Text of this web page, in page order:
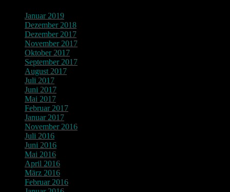
Januar 2019
Dezember 2018
Dezember 2017
November 2017
Oktober 2017
September 2017
August 2017
Juli 2017
Juni 2017
Mai 2017
Februar 2017
Januar 2017
November 2016
Juli 2016
Juni 2016
Mai 2016
April 2016
März 2016
Februar 2016